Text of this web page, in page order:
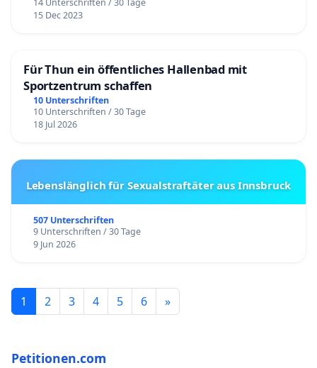
14 Unterschriften / 30 Tage
15 Dec 2023
Für Thun ein öffentliches Hallenbad mit
Sportzentrum schaffen
10 Unterschriften
10 Unterschriften / 30 Tage
18 Jul 2026
Lebenslänglich für Sexualstraftäter aus Innsbruck
507 Unterschriften
9 Unterschriften / 30 Tage
9 Jun 2026
1 2 3 4 5 6 »
Petitionen.com